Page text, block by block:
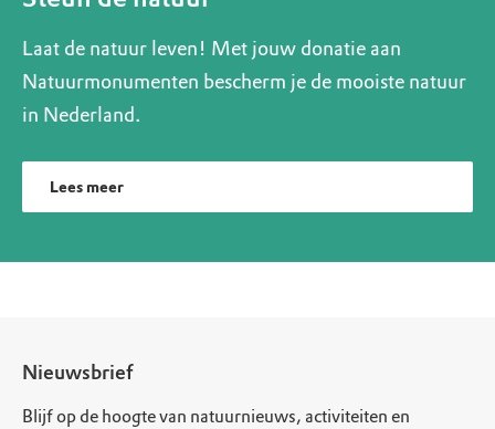
Laat de natuur leven! Met jouw donatie aan
Natuurmonumenten bescherm je de mooiste natuur
in Nederland.
Lees meer
Nieuwsbrief
Blijf op de hoogte van natuurnieuws, activiteiten en